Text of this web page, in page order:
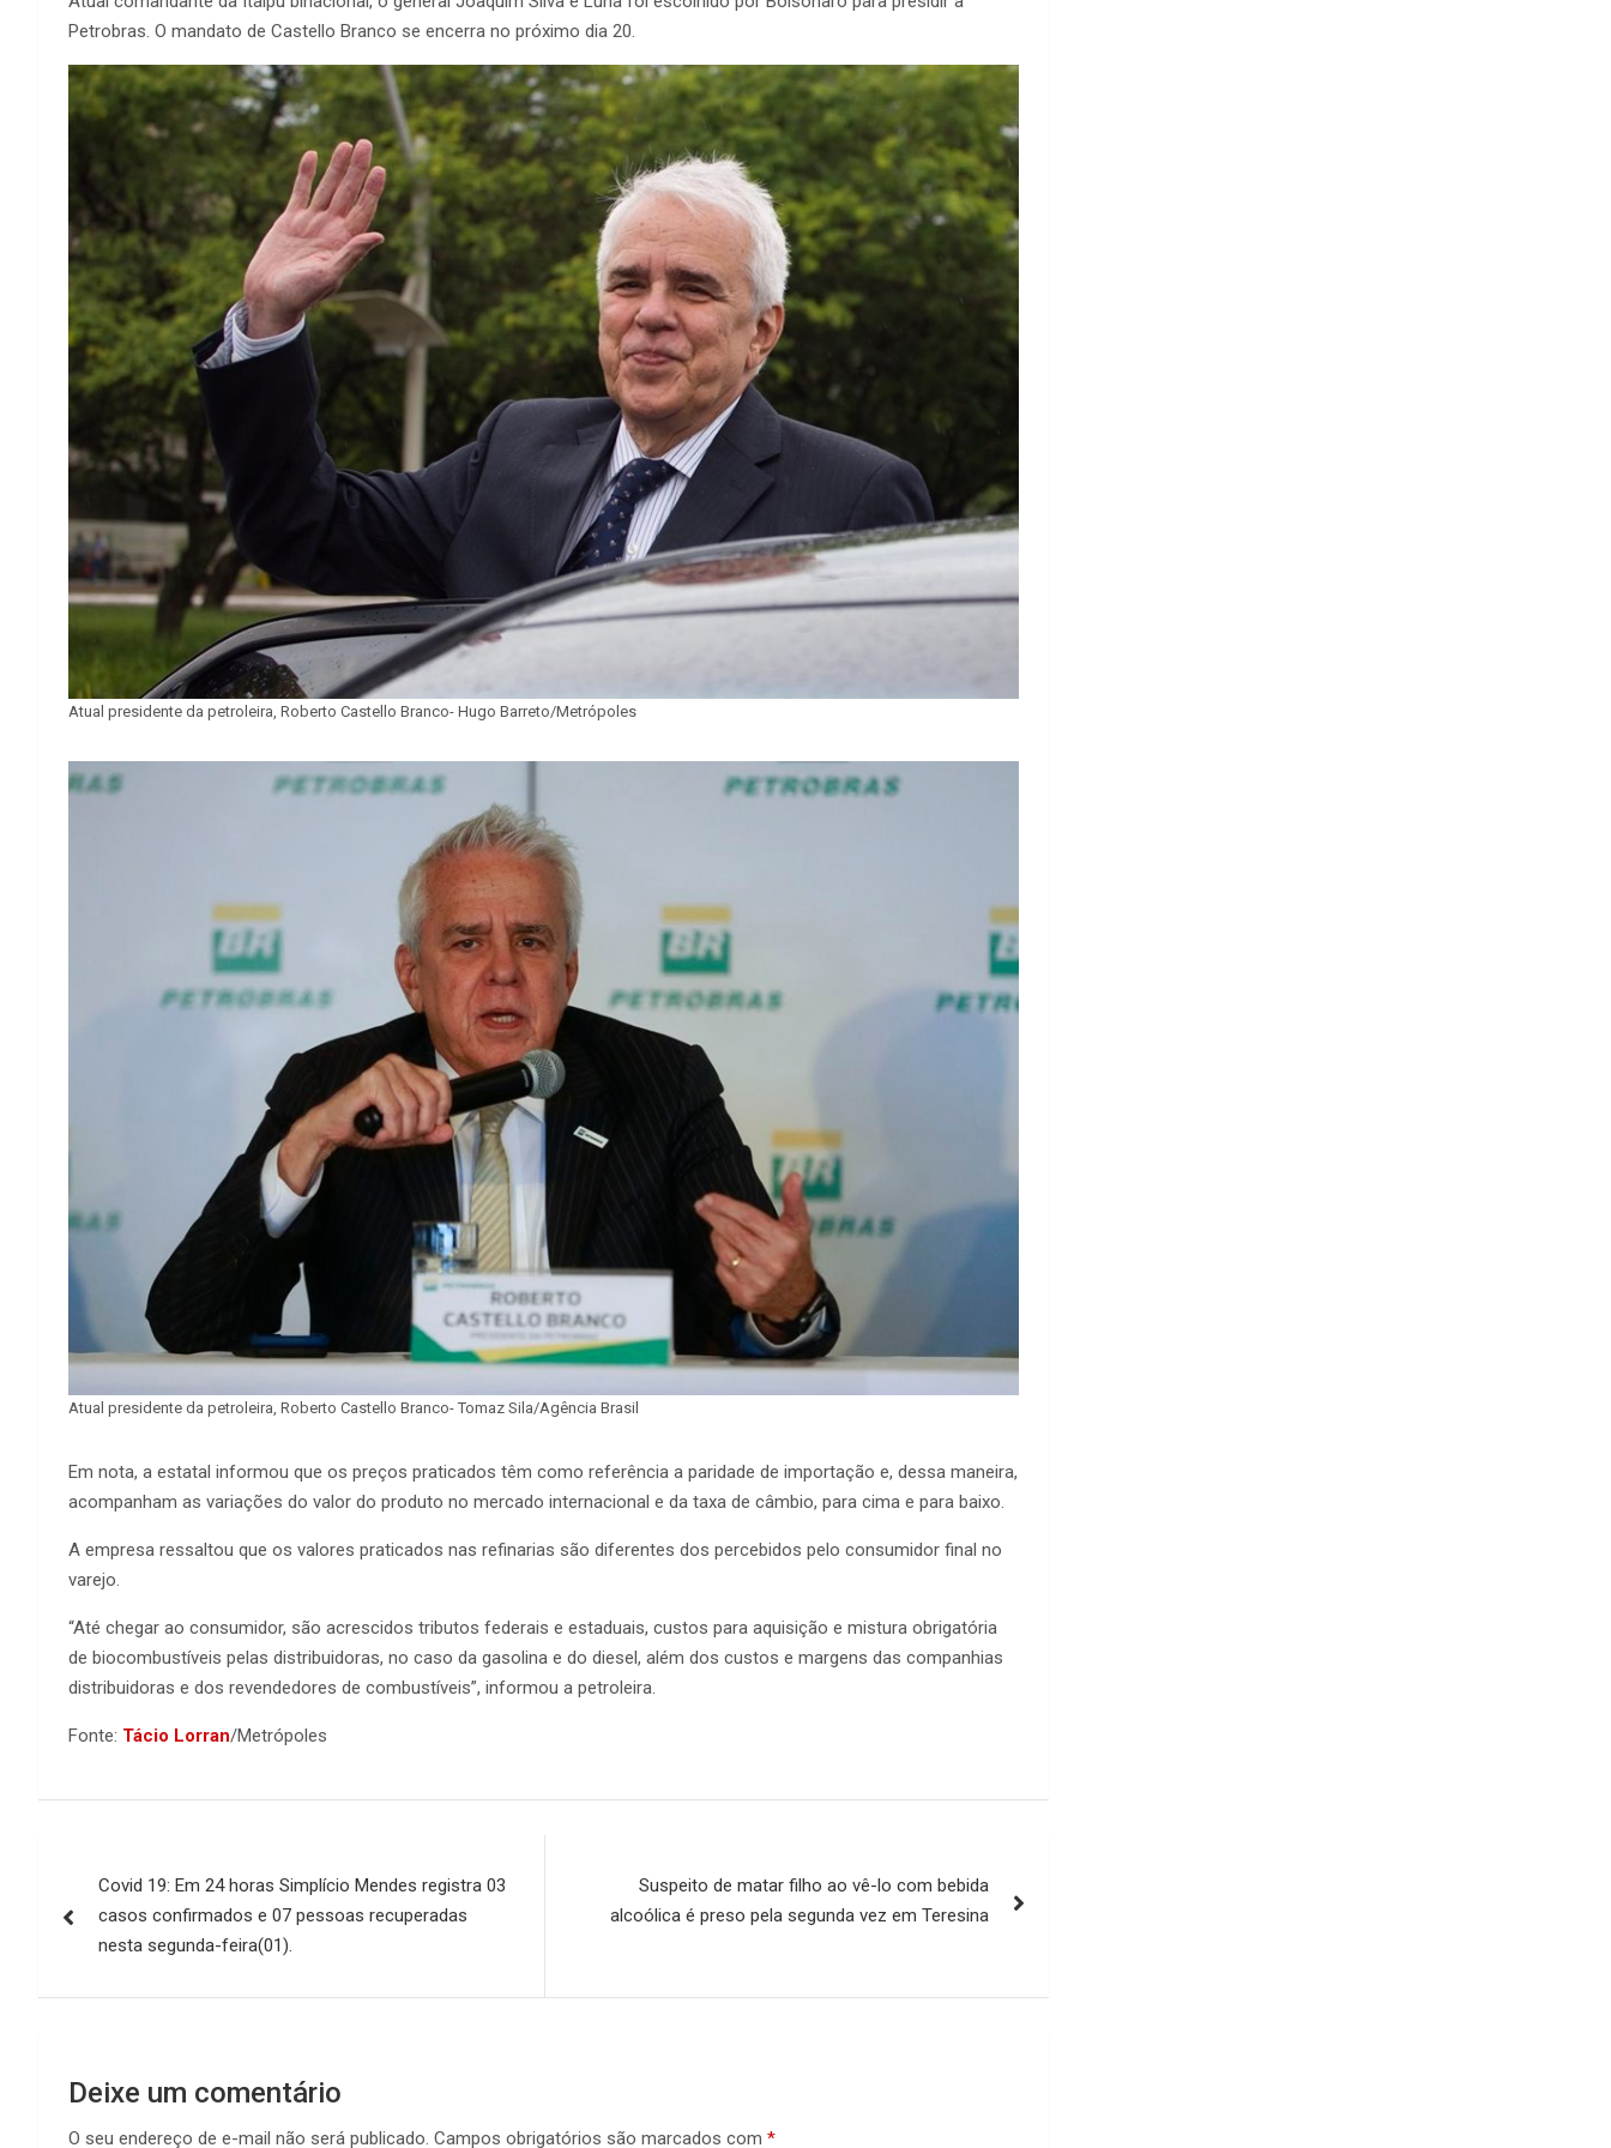
Petrobras. O mandato de Castello Branco se encerra no próximo dia 20.
Atual presidente da petroleira, Roberto Castello Branco- Hugo Barreto/Metrópoles
Atual presidente da petroleira, Roberto Castello Branco- Tomaz Sila/Agência Brasil
Em nota, a estatal informou que os preços praticados têm como referência a paridade de importação e, dessa maneira,
acompanham as variações do valor do produto no mercado internacional e da taxa de câmbio, para cima e para baixo.
A empresa ressaltou que os valores praticados nas refinarias são diferentes dos percebidos pelo consumidor final no
varejo.
“Até chegar ao consumidor, são acrescidos tributos federais e estaduais, custos para aquisição e mistura obrigatória
de biocombustíveis pelas distribuidoras, no caso da gasolina e do diesel, além dos custos e margens das companhias
distribuidoras e dos revendedores de combustíveis”, informou a petroleira.
Fonte: Tácio Lorran/Metrópoles
de
Post
Covid 19: Em 24 horas Simplício Mendes registra 03
casos confirmados e 07 pessoas recuperadas
nesta segunda-feira(01).
Suspeito de matar filho ao vê-lo com bebida
alcoólica é preso pela segunda vez em Teresina
Deixe um comentário
O seu endereço de e-mail não será publicado. Campos obrigatórios são marcados com *